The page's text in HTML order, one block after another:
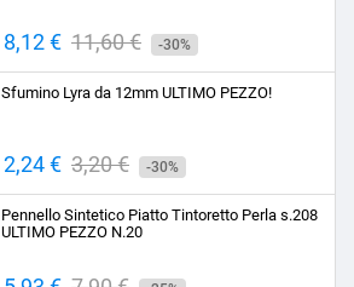
Prezzo
8,12 € Prezzo
base
11,60 € -30%
Sfumino Lyra da 12mm ULTIMO PEZZO!
Prezzo
2,24 € Prezzo
base
3,20 € -30%
Pennello Sintetico Piatto Tintoretto Perla s.208
ULTIMO PEZZO N.20